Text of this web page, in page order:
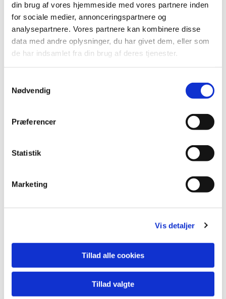
din brug af vores hjemmeside med vores partnere inden
for sociale medier, annonceringspartnere og
analysepartnere. Vores partnere kan kombinere disse
data med andre oplysninger, du har givet dem, eller som
de har indsamlet fra din brug af deres tjenester.
Nødvendig
Præferencer
Statistik
Marketing
Vis detaljer
Tillad alle cookies
Tillad valgte